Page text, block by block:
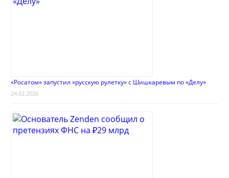
«Росатом» запустил «русскую рулетку» с Шишкаревым по «Делу»
24.02.2026